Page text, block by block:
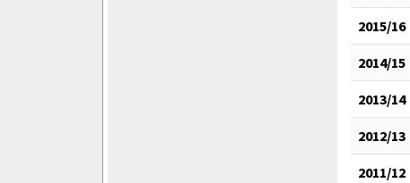
2015/16
2014/15
2013/14
2012/13
2011/12